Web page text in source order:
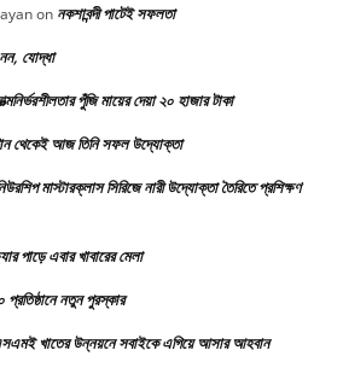
on নকশাবন্দী পাটেই সফলতা
যোদ্ধা
পুঁজি মায়ের দেয়া ২০ হাজার টাকা
থেকেই আজ তিনি সফল উদ্যোক্তা
মাস্টারক্লাস সিরিজে নারী উদ্যোক্তা তৈরিতে প্রশিক্ষণ
পাড়ে এবার খাবারের মেলা
প্রতিষ্ঠানে নতুন পুরস্কার
খাতের উন্নয়নে সবাইকে এগিয়ে আসার আহবান